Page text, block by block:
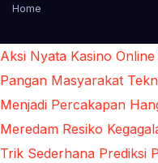
Home
Aksi Nyata Kasino
Pangan Masyarakat
Menjadi Percakapan
Meredam Resiko
Trik Sederhana Prediksi